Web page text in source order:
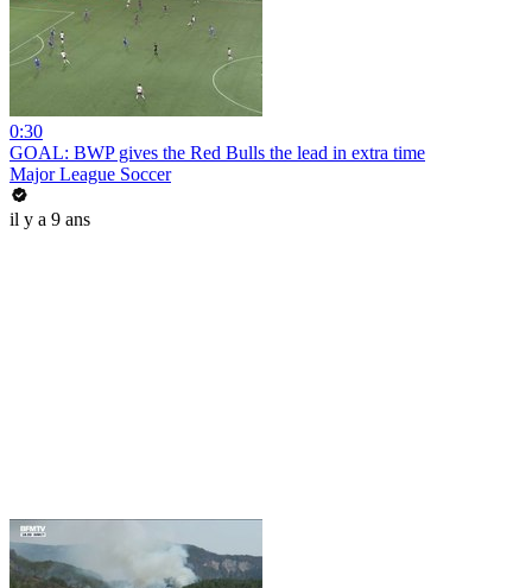
0:30
GOAL: BWP gives the Red Bulls the lead in extra time
Major League Soccer
il y a 9 ans